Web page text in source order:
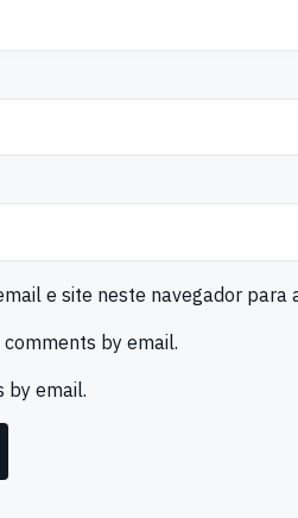
e site neste navegador para
by email.
by email.